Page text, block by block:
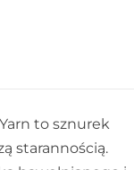
to sznurek
starannością.